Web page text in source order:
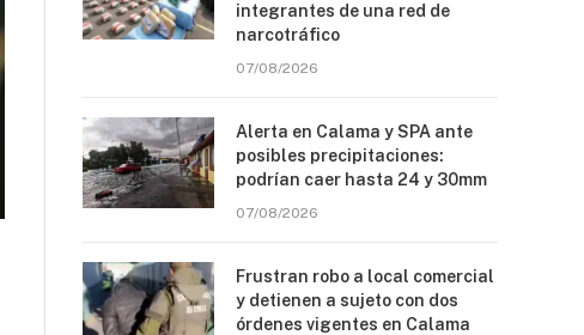
integrantes de una red de
narcotráfico
07/08/2026
Alerta en Calama y SPA ante
posibles precipitaciones:
podrían caer hasta 24 y 30mm
07/08/2026
Frustran robo a local comercial
y detienen a sujeto con dos
órdenes vigentes en Calama